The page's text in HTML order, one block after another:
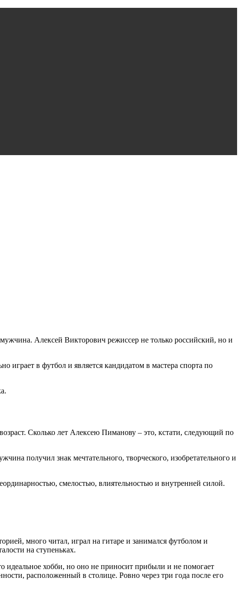
Алексей Викторович режиссер не только российский, но и
играет в футбол и является кандидатом в мастера спорта по
Сколько лет Алексею Пиманову – это, кстати, следующий по
получил знак мечтательного, творческого, изобретательного и
смелостью, влиятельностью и внутренней силой.
много читал, играл на гитаре и занимался футболом и
на ступеньках.
идеальное хобби, но оно не приносит прибыли и не помогает
расположенный в столице. Ровно через три года после его